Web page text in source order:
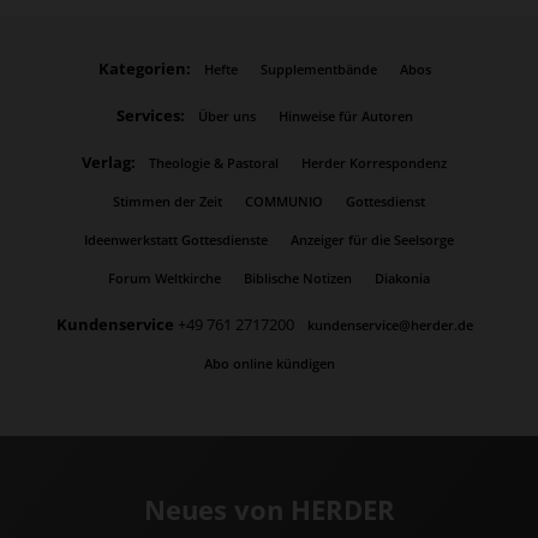
Kategorien: Hefte Supplementbände Abos
Services: Über uns Hinweise für Autoren
Verlag: Theologie & Pastoral Herder Korrespondenz
Stimmen der Zeit COMMUNIO Gottesdienst
Ideenwerkstatt Gottesdienste Anzeiger für die Seelsorge
Forum Weltkirche Biblische Notizen Diakonia
Kundenservice +49 761 2717200 kundenservice@herder.de
Abo online kündigen
Neues von HERDER